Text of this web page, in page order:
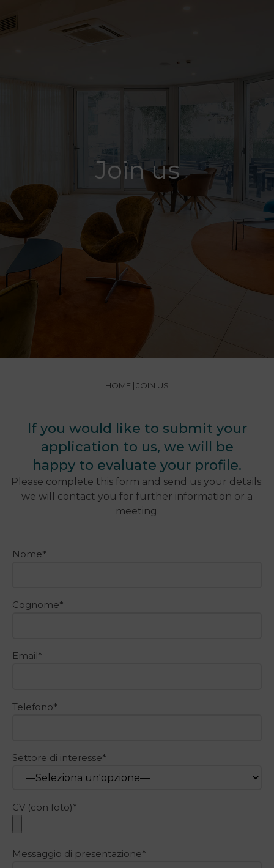
Join us
HOME | JOIN US
If you would like to submit your
application to us, we will be
happy to evaluate your profile.
Please complete this form and send us your details:
we will contact you for further information or a
meeting.
Nome*
Cognome*
Email*
Telefono*
Settore di interesse*
CV (con foto)*
Messaggio di presentazione*